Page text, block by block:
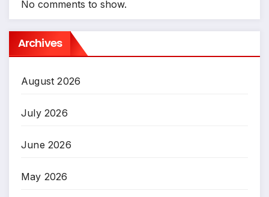
No comments to show.
Archives
August 2026
July 2026
June 2026
May 2026